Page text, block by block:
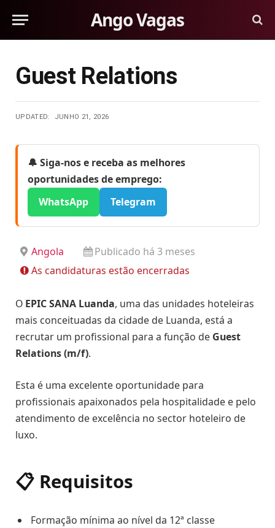
Ango Vagas
Guest Relations
UPDATED: JUNHO 21, 2026
🔔 Siga-nos e receba as melhores
oportunidades de emprego:
WhatsApp
Telegram
Angola
Publicado há 3 meses
As candidaturas estão encerradas
O EPIC SANA Luanda, uma das unidades hoteleiras
mais conceituadas da cidade de Luanda, está a
recrutar um profissional para a função de Guest
Relations (m/f).
Esta é uma excelente oportunidade para
profissionais apaixonados pela hospitalidade e pelo
atendimento de excelência no sector hoteleiro de
luxo.
📋 Requisitos
Formação mínima ao nível da 12ª classe